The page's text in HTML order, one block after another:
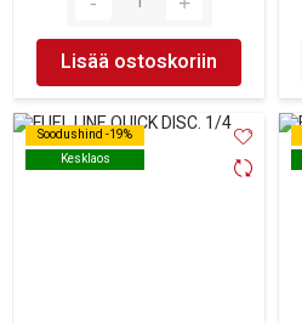
Lisää ostoskoriin
Soodushind -19%
Kesklaos
Soodushind -19%
Kesklaos